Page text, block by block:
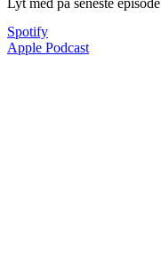
Lyt med på seneste episode
Spotify
Apple Podcast